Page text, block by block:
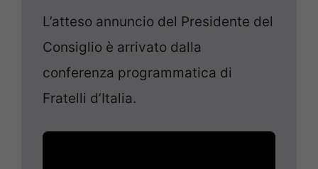
L’atteso annuncio del Presidente del
Consiglio è arrivato dalla
conferenza programmatica di
Fratelli d’Italia.